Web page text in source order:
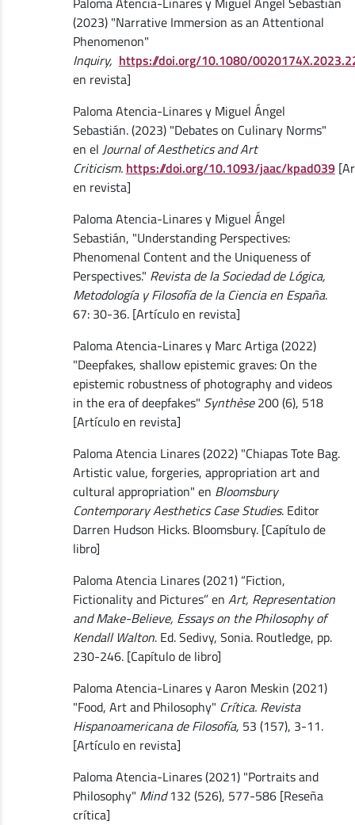
(2023) "Narrative Immersion as an Attentional
Phenomenon"
Inquiry, https://doi.org/10.1080/
en revista]
Paloma Atencia-Linares y Miguel Ángel
Sebastián. (2023) "Debates on Culinary Norms"
en el Journal of Aesthetics and Art
Criticism. https://doi.org/10.1093/jaac/kpad039
en revista]
Paloma Atencia-Linares y Miguel Ángel
Sebastián, "Understanding Perspectives:
Phenomenal Content and the Uniqueness of
Perspectives." Revista de la Sociedad de Lógica,
Metodología y Filosofía de la Ciencia en España.
67: 30-36. [Artículo en revista]
Paloma Atencia-Linares y Marc Artiga (2022)
"Deepfakes, shallow epistemic graves: On the
epistemic robustness of photography and videos
in the era of deepfakes" Synthèse200 (6), 518
[Artículo en revista]
Paloma Atencia Linares (2022) "Chiapas Tote Bag.
Artistic value, forgeries, appropriation art and
cultural appropriation" en Bloomsbury
Contemporary Aesthetics Case Studies. Editor
Darren Hudson Hicks. Bloomsbury. [Capítulo de
libro]
Paloma Atencia Linares (2021) “Fiction,
Fictionality and Pictures” en Art, Representation
and Make-Believe, Essays on the Philosophy of
Kendall Walton. Ed. Sedivy, Sonia. Routledge, pp.
230-246. [Capítulo de libro]
Paloma Atencia-Linares y Aaron Meskin (2021)
"Food, Art and Philosophy" Crítica. Revista
Hispanoamericana de Filosofía, 53 (157), 3-11.
[Artículo en revista]
Paloma Atencia-Linares (2021) "Portraits and
Philosophy" Mind132 (526), 577-586 [Reseña
crítica]